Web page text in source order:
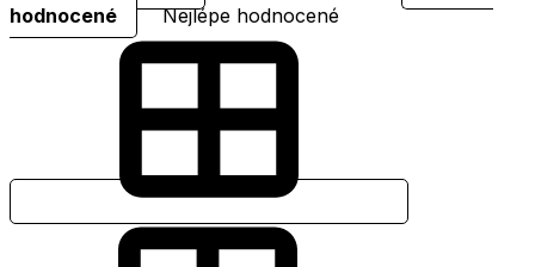
hodnocené
Nejlépe hodnocené